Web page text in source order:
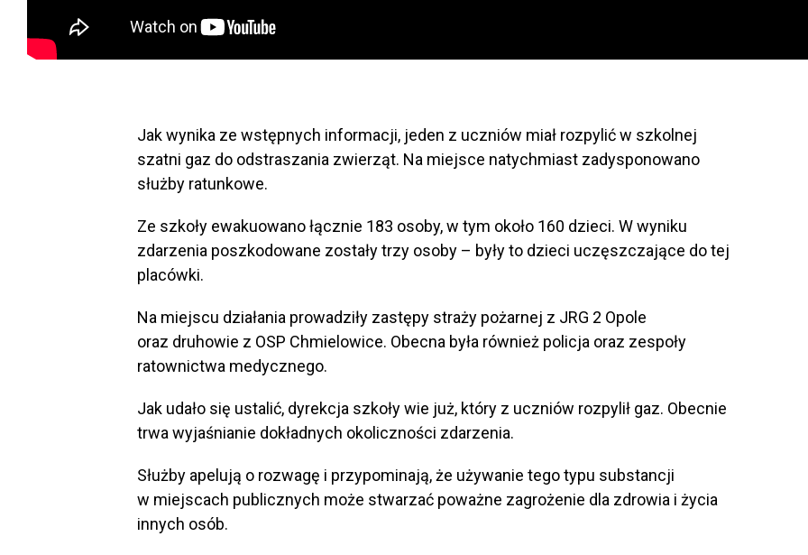
Jak wynika ze wstępnych informacji, jeden z uczniów miał rozpylić w szkolnej
szatni gaz do odstraszania zwierząt. Na miejsce natychmiast zadysponowano
służby ratunkowe.
Ze szkoły ewakuowano łącznie 183 osoby, w tym około 160 dzieci. W wyniku
zdarzenia poszkodowane zostały trzy osoby – były to dzieci uczęszczające do tej
placówki.
Na miejscu działania prowadziły zastępy straży pożarnej z JRG 2 Opole
oraz druhowie z OSP Chmielowice. Obecna była również policja oraz zespoły
ratownictwa medycznego.
Jak udało się ustalić, dyrekcja szkoły wie już, który z uczniów rozpylił gaz. Obecnie
trwa wyjaśnianie dokładnych okoliczności zdarzenia.
Służby apelują o rozwagę i przypominają, że używanie tego typu substancji
w miejscach publicznych może stwarzać poważne zagrożenie dla zdrowia i życia
innych osób.